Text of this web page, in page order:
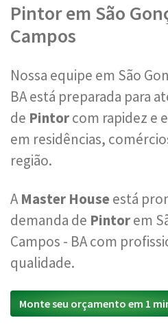
Pintor em São
Campos
Nossa equipe em São
BA está preparada para
de Pintorcom rapidez e
em residências,
região.
AMaster House está
demanda de Pintorem
Campos - BA com
qualidade.
Monte seu orçamento em 1